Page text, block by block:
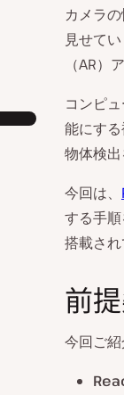
カメラ
見せて
（AR）
コンピ
能にす
物体検
今回は、
する手
搭載され
前
今回ご